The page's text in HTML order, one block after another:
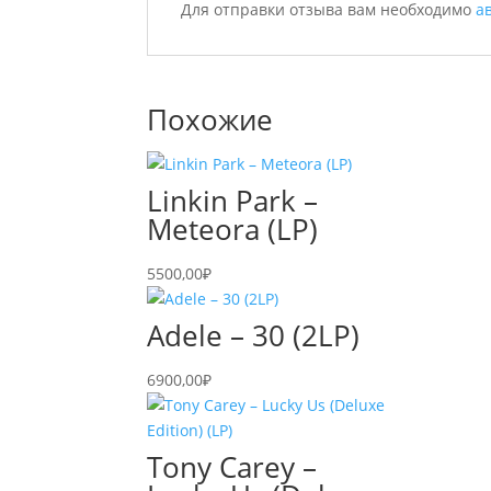
Для отправки отзыва вам необходимо
Похожие
Linkin Park –
Meteora (LP)
5500,00₽
Adele – 30 (2LP)
6900,00₽
Tony Carey –